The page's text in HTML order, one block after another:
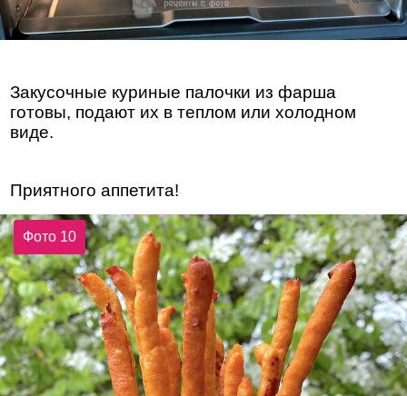
Закусочные куриные палочки из фарша
готовы, подают их в теплом или холодном
виде.
Приятного аппетита!
Фото 10